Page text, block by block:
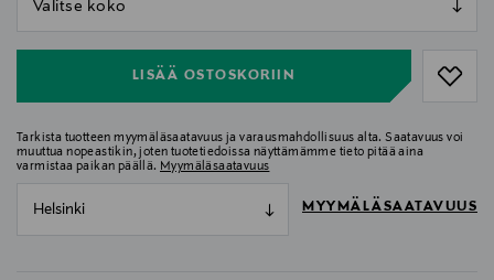
LISÄÄ OSTOSKORIIN
Tarkista tuotteen myymäläsaatavuus ja varausmahdollisuus alta. Saatavuus voi
muuttua nopeastikin, joten tuotetiedoissa näyttämämme tieto pitää aina
varmistaa paikan päällä. Myymäläsaatavuus
Helsinki MYYMÄLÄSAATAVUUS